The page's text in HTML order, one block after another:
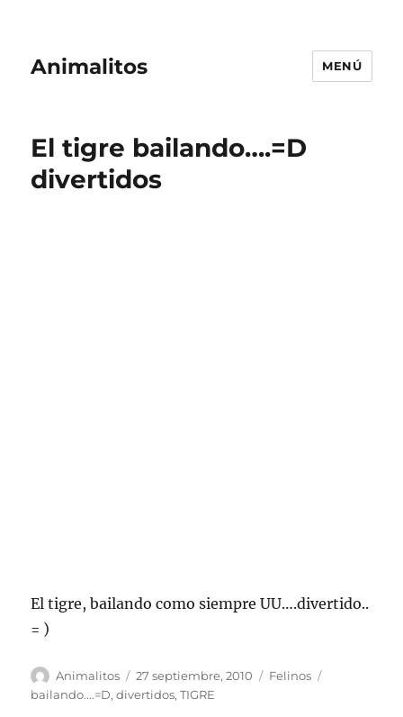
Animalitos MENÚ
El tigre bailando….=D
divertidos
El tigre, bailando como siempre UU….divertido..
= )
Autor
Animalitos
Publicado
el
27 septiembre, 2010 Categorías
Felinos
bailando....=D,divertidos,TIGRE